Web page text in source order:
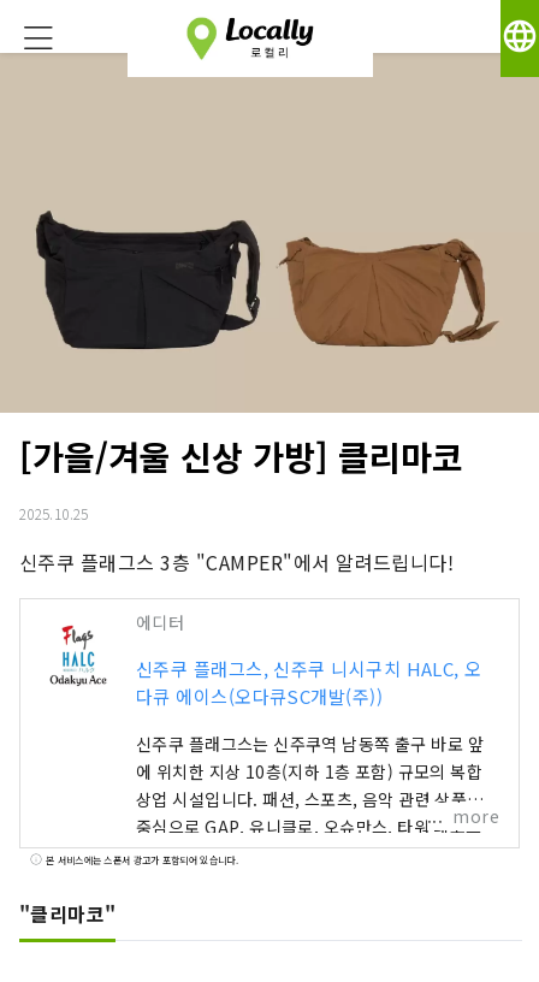
language
[가을/겨울 신상 가방] 클리마코
2025.10.25
신주쿠 플래그스 3층 "CAMPER"에서 알려드립니다!
에디터
신주쿠 플래그스, 신주쿠 니시구치 HALC, 오
다큐 에이스(오다큐SC개발(주))
신주쿠 플래그스는 신주쿠역 남동쪽 출구 바로 앞
에 위치한 지상 10층(지하 1층 포함) 규모의 복합
상업 시설입니다. 패션, 스포츠, 음악 관련 상품을
중심으로 GAP, 유니클로, 오슈만스, 타워 레코드
등의 매장이 입점해 있습니다. 신주쿠 니시구치
큐 백화점, 빅카메라, 레스토랑, 서비스 시설 등이
more
본 서비스에는 스폰서 광고가 포함되어 있습니다.
"클리마코"